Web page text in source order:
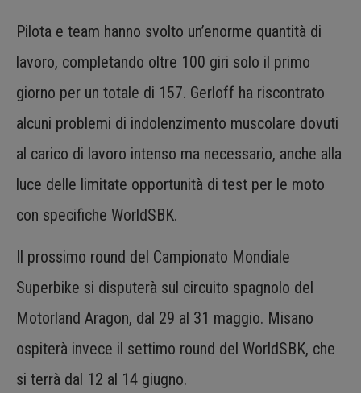
Pilota e team hanno svolto un’enorme quantità di
lavoro, completando oltre 100 giri solo il primo
giorno per un totale di 157. Gerloff ha riscontrato
alcuni problemi di indolenzimento muscolare dovuti
al carico di lavoro intenso ma necessario, anche alla
luce delle limitate opportunità di test per le moto
con specifiche WorldSBK.
Il prossimo round del Campionato Mondiale
Superbike si disputerà sul circuito spagnolo del
Motorland Aragon, dal 29 al 31 maggio. Misano
ospiterà invece il settimo round del WorldSBK, che
si terrà dal 12 al 14 giugno.